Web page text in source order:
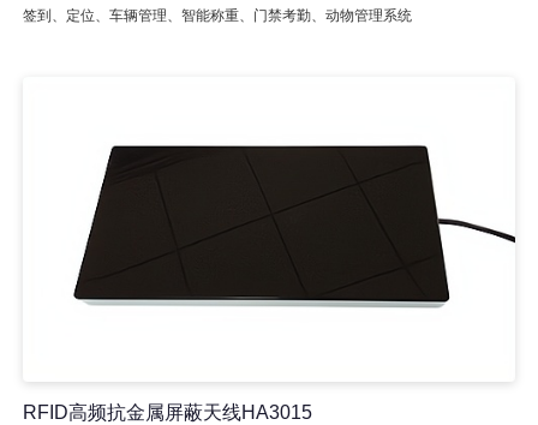
签到、定位、车辆管理、智能称重、门禁考勤、动物管理系统
RFID高频抗金属屏蔽天线HA3015